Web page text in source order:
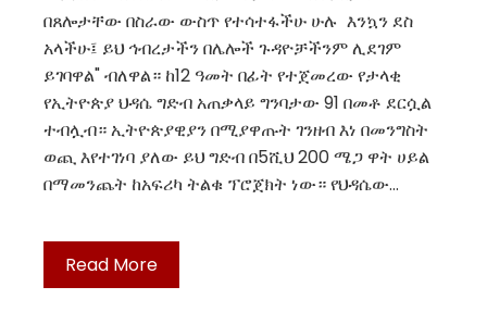
በጸሎታቸው በስራው ውስጥ የተሳተፋችሁ ሁሉ እንኳን ደስ
አላችሁ፤ ይህ ኅብረታችን በሌሎች ጉዳዮቻችንም ሊደገም
ይገባዋል" ብለዋል። ከ12 ዓመት በፊት የተጀመረው የታላቂ
የኢትዮጵያ ህዳሴ ግድብ አጠቃላይ ግንባታው 91 በመቶ ደርሷል
ተብሏብ። ኢትዮጵያዊያን በሚያዋጡት ገንዘብ እነ በመንግስት
ወጪ እየተገነባ ያለው ይህ ግድብ በ5ሺህ 200 ሜጋ ዋት ሀይል
በማመንጨት ከአፍሪካ ትልቁ ፕሮጀክት ነው። የህዳሴው…
Read More